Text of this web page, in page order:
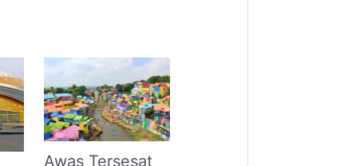
Awas Tersesat